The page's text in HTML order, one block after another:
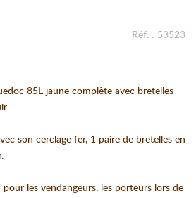
Réf. : 53523
85L jaune complète avec bretelles
son cerclage fer, 1 paire de bretelles en
les vendangeurs, les porteurs lors de